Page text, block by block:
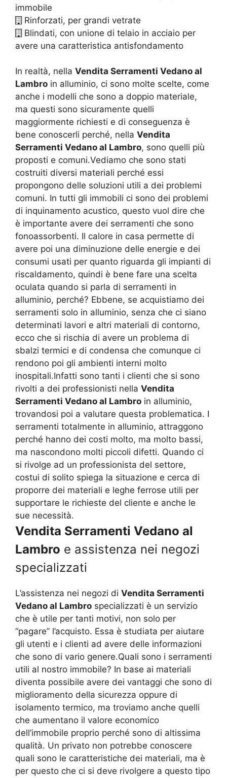
immobile
Rinforzati, per grandi vetrate
Blindati, con unione di telaio in acciaio per
avere una caratteristica antisfondamento
In realtà, nella Vendita Serramenti Vedano al
Lambro in alluminio, ci sono molte scelte, come
anche i modelli che sono a doppio materiale,
ma questi sono sicuramente quelli
maggiormente richiesti e di conseguenza è
bene conoscerli perché, nella Vendita
Serramenti Vedano al Lambro, sono quelli più
proposti e comuni.Vediamo che sono stati
costruiti diversi materiali perché essi
propongono delle soluzioni utili a dei problemi
comuni. In tutti gli immobili ci sono dei problemi
di inquinamento acustico, questo vuol dire che
è importante avere dei serramenti che sono
fonoassorbenti. Il calore in casa permette di
avere poi una diminuzione delle energie e dei
consumi usati per quanto riguarda gli impianti di
riscaldamento, quindi è bene fare una scelta
oculata quando si parla di serramenti in
alluminio, perché? Ebbene, se acquistiamo dei
serramenti solo in alluminio, senza che ci siano
determinati lavori e altri materiali di contorno,
ecco che si rischia di avere un problema di
sbalzi termici e di condensa che comunque ci
rendono poi gli ambienti interni molto
inospitali.Infatti sono tanti i clienti che si sono
rivolti a dei professionisti nella Vendita
Serramenti Vedano al Lambro in alluminio,
trovandosi poi a valutare questa problematica. I
serramenti totalmente in alluminio, attraggono
perché hanno dei costi molto, ma molto bassi,
ma nascondono molti piccoli difetti. Quando ci
si rivolge ad un professionista del settore,
costui di solito spiega la situazione e cerca di
proporre dei materiali e leghe ferrose utili per
supportare le richieste del cliente e anche le
sue necessità.
Vendita Serramenti Vedano al
Lambro e assistenza nei negozi
specializzati
L’assistenza nei negozi di Vendita Serramenti
Vedano al Lambro specializzati è un servizio
che è utile per tanti motivi, non solo per
“pagare” l’acquisto. Essa è studiata per aiutare
gli utenti e i clienti ad avere delle informazioni
che sono di vario genere.Quali sono i serramenti
utili al nostro immobile? In base ai materiali
diventa possibile avere dei vantaggi che sono di
miglioramento della sicurezza oppure di
isolamento termico, ma troviamo anche quelli
che aumentano il valore economico
dell’immobile proprio perché sono di altissima
qualità. Un privato non potrebbe conoscere
quali sono le caratteristiche dei materiali, ma è
per questo che ci si deve rivolgere a questo tipo